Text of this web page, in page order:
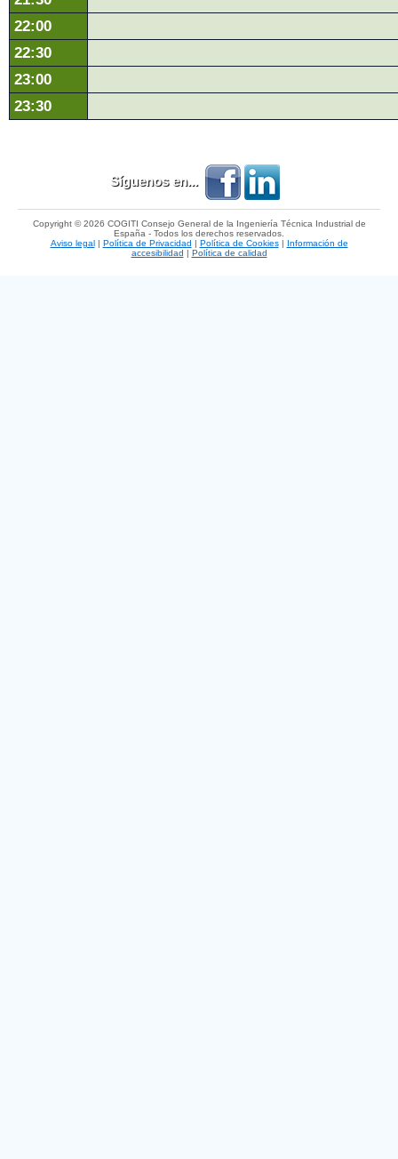
22:00
22:30
23:00
23:30
Síguenos en...
Copyright © 2026 COGITI Consejo General de la Ingeniería Técnica Industrial de
España - Todos los derechos reservados.
Aviso legal| Política de Privacidad | Política de Cookies| Información de
accesibilidad | Política de calidad